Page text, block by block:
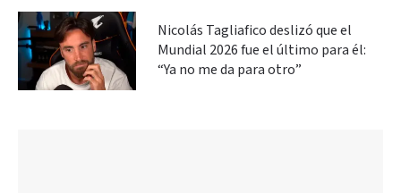
Nicolás Tagliafico deslizó que el
Mundial 2026 fue el último para él:
“Ya no me da para otro”